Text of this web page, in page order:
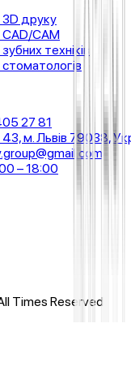
друку
CAM
техніків
27 81
43, м. Львів 79038,
– 18:00
Times Reserved